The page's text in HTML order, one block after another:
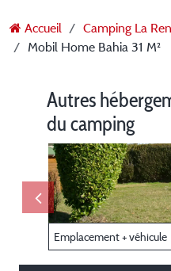
Accueil
Camping La
Mobil Home Bahia 31 M²
Autres
du camping
Emplacement + véhicule